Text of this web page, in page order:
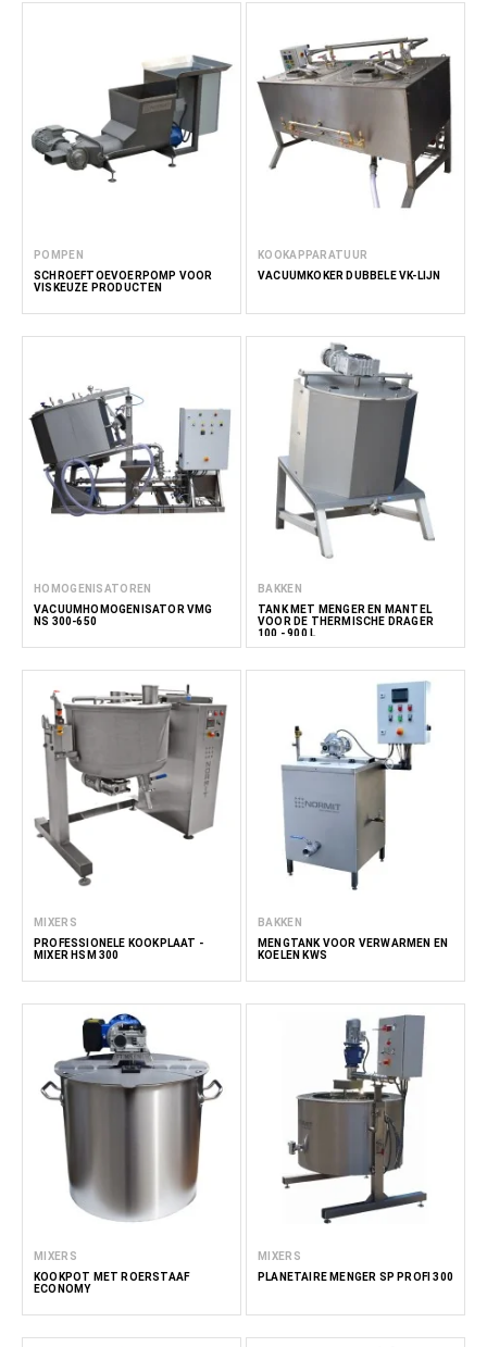
POMPEN
SCHROEFTOEVOERPOMP VOOR
VISKEUZE PRODUCTEN
KOOKAPPARATUUR
VACUÜMKOKER DUBBELE VK-LIJN
HOMOGENISATOREN
VACUÜMHOMOGENISATOR VMG
NS 300-650
BAKKEN
TANK MET MENGER EN MANTEL
VOOR DE THERMISCHE DRAGER
100 - 900 L
MIXERS
PROFESSIONELE KOOKPLAAT -
MIXER HSM 300
BAKKEN
MENGTANK VOOR VERWARMEN EN
KOELEN KWS
MIXERS
KOOKPOT MET ROERSTAAF
ECONOMY
MIXERS
PLANETAIRE MENGER SP PROFI 300